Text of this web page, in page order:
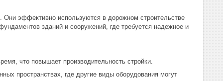
Они эффективно используются в дорожном строительстве
зданий и сооружений, где требуется надежное и
что повышает производительность стройки.
пространствах, где другие виды оборудования могут